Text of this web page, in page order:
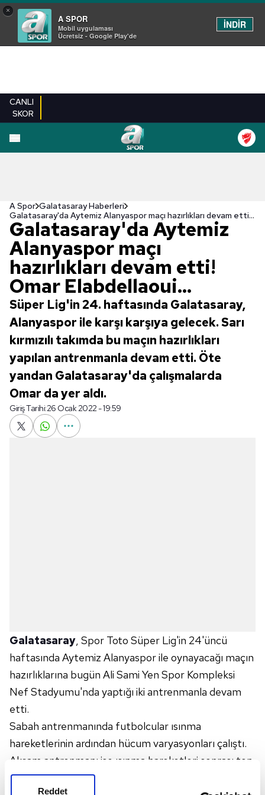
Reddet
×
A SPOR
Mobil uygulaması
Ücretsiz - Google Play'de
İNDİR
CANLI
SKOR
A Spor Galatasaray Haberleri
Galatasaray'da Aytemiz Alanyaspor maçı hazırlıkları devam etti! Omar Elabdellaoui...
Galatasaray'da Aytemiz
Alanyaspor maçı
hazırlıkları devam etti!
Omar Elabdellaoui...
Süper Lig'in 24. haftasında Galatasaray,
Alanyaspor ile karşı karşıya gelecek. Sarı
kırmızılı takımda bu maçın hazırlıkları
yapılan antrenmanla devam etti. Öte
yandan Galatasaray'da çalışmalarda
Omar da yer aldı.
Giriş Tarihi:26 Ocak 2022 - 19:59
Galatasaray, Spor Toto Süper Lig'in 24'üncü
haftasında Aytemiz Alanyaspor ile oynayacağı maçın
hazırlıklarına bugün Ali Sami Yen Spor Kompleksi
Nef Stadyumu'nda yaptığı iki antrenmanla devam
etti.
Sabah antrenmanında futbolcular ısınma
hareketlerinin ardından hücum varyasyonları çalıştı.
Akşam antrenmanı ise ısınma hareketleri sonrası top
kapma ve pas çalışmasıyla devam etti. Çalışma üç